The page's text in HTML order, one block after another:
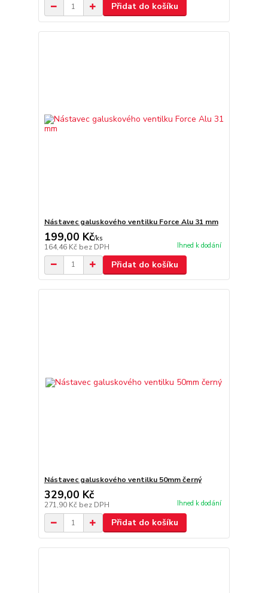
Přidat do košíku
Nástavec galuskového ventilku Force Alu 31 mm
199,00 Kč/ks
164,46 Kč bez DPH Ihned k dodání
Přidat do košíku
Nástavec galuskového ventilku 50mm černý
329,00 Kč
271,90 Kč bez DPH Ihned k dodání
Přidat do košíku